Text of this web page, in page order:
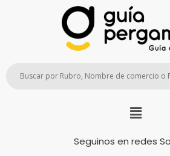
Seguinos en redes